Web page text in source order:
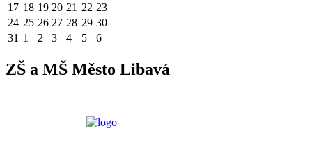
17 18 19 20 21 22 23
24 25 26 27 28 29 30
31 1 2 3 4 5 6
ZŠ a MŠ Město Libavá